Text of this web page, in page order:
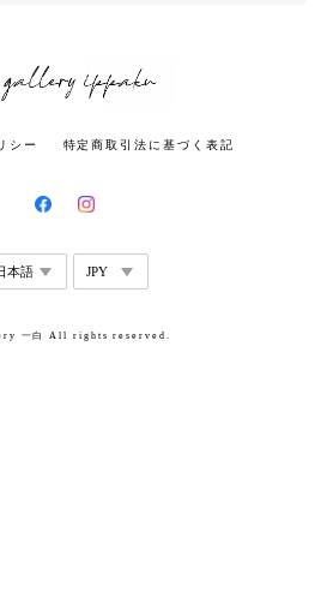
シー 特定商取引法に基づく表記
一白 All rights reserved.